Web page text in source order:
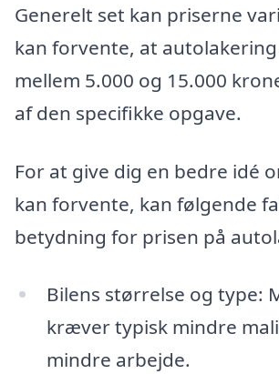
Generelt set kan priserne
kan forvente, at
mellem 5.000 og 15.000
af den specifikke opgave.
For at give dig en bedre idé
kan forvente, kan følgende
betydning for prisen på
Bilens størrelse og type:
kræver typisk mindre
mindre arbejde.